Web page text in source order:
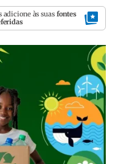
adicione às suas fontes